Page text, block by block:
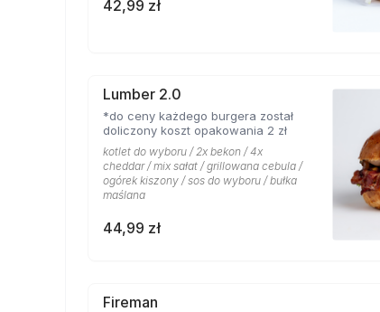
42,99 zł
Lumber 2.0
*do ceny każdego burgera został
doliczony koszt opakowania 2 zł
kotlet do wyboru / 2x bekon / 4x
cheddar / mix sałat / grillowana cebula /
ogórek kiszony / sos do wyboru / bułka
maślana
44,99 zł
Fireman